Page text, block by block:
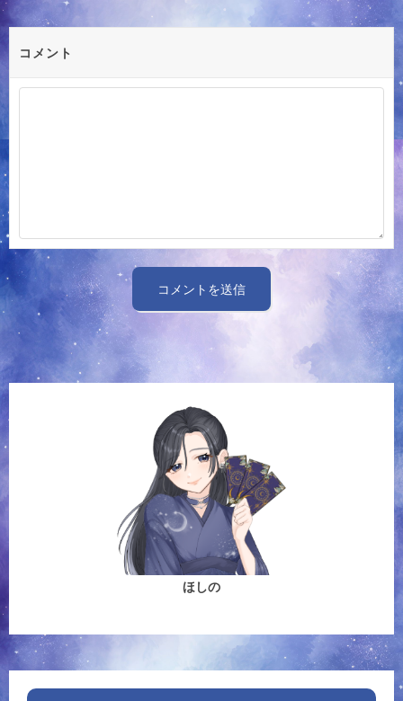
コメント
ほしの